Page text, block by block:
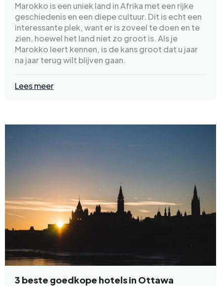
Marokko is een uniek land in Afrika met een rijke
geschiedenis en een diepe cultuur. Dit is echt een
interessante plek, want er is zoveel te doen en te
zien, hoewel het land niet zo groot is. Als je
Marokko leert kennen, is de kans groot dat u jaar
na jaar terug wilt blijven gaan.
Lees meer
3 beste goedkope hotels in Ottawa